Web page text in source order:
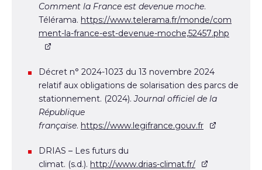
Comment la France est devenue moche.
Télérama. https://www.telerama.fr/monde/com
ment-la-france-est-devenue-moche,52457.php
Décret n° 2024-1023 du 13 novembre 2024
relatif aux obligations de solarisation des parcs de
stationnement. (2024).Journal officiel de la
République
française. https://www.legifrance.gouv.fr
DRIAS – Les futurs du
climat. (s.d.). http://www.drias-climat.fr/